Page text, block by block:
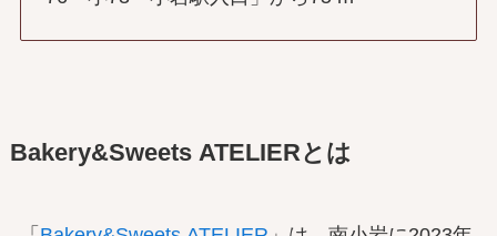
Bakery&Sweets ATELIERとは